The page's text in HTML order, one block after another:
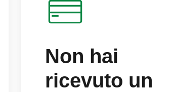
Non hai
ricevuto un